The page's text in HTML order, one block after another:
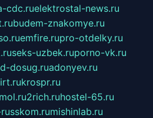
cdc.ruelektrostal-news.ru
budem-znakomye.ru
emfire.rupro-otdelky.ru
seks-uzbek.ruporno-vk.ru
dosug.ruadonyev.ru
krospr.ru
2rich.ruhostel-65.ru
mishinlab.ru